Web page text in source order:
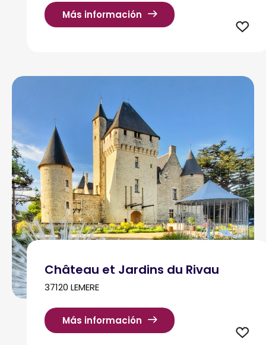
Más información
Château et Jardins du Rivau
37120 LEMERE
Más información